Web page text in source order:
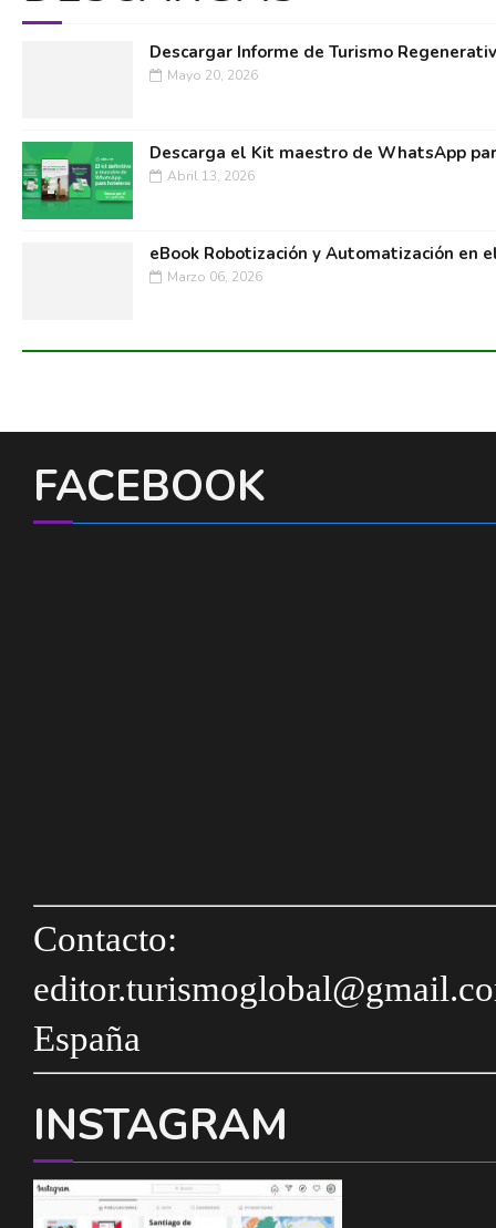
Descargar Informe de Turismo
Mayo 20, 2026
Descarga el Kit maestro de WhatsApp
Abril 13, 2026
eBook Robotización y Automatización en
Marzo 06, 2026
FACEBOOK
Contacto:
España
INSTAGRAM